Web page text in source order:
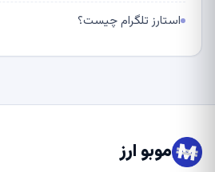
استارز تلگرام چیست؟
موبو ارز